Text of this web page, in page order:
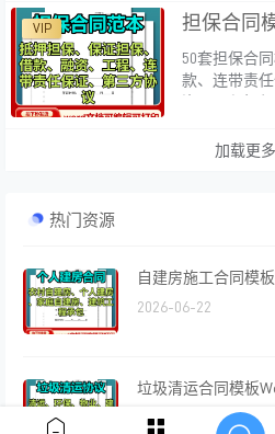
力！【资料
VIP
担保合同
责任保证
程Word可
50套担保合
款、连带责
资、工程担
撰，条款严
Word格式可
加载更多
热门资源
2026-06-22
2026-06-23